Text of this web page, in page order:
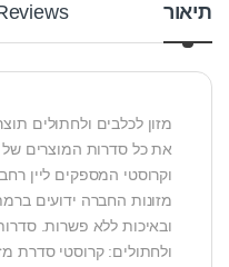
תיאור
מזון לכלבים ולחתולים
את כל סדרות המוצרים של
וקרוסטי המספקים ליין
מזונות החברה ידועים
ובאיכות ללא פשרות.
ולחתולים: קרוסטי סדרת